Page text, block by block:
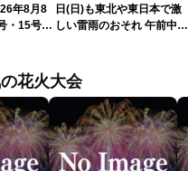
年8月8
号・15号
ーン・戸
〉
日(日)も東北や東日本で激
しい雷雨のおそれ 午前中か
花火大会